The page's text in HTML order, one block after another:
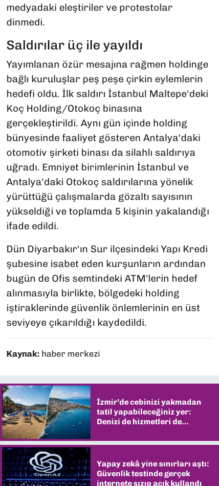
medyadaki eleştiriler ve protestolar
dinmedi.
Saldırılar üç ile yayıldı
Yayımlanan özür mesajına rağmen holdinge
bağlı kuruluşlar peş peşe çirkin eylemlerin
hedefi oldu. İlk saldırı İstanbul Maltepe'deki
Koç Holding/Otokoç binasına
gerçekleştirildi. Aynı gün içinde holding
bünyesinde faaliyet gösteren Antalya'daki
otomotiv şirketi binası da silahlı saldırıya
uğradı. Emniyet birimlerinin İstanbul ve
Antalya'daki Otokoç saldırılarına yönelik
yürüttüğü çalışmalarda gözaltı sayısının
yükseldiği ve toplamda 5 kişinin yakalandığı
ifade edildi.
Dün Diyarbakır'ın Sur ilçesindeki Yapı Kredi
şubesine isabet eden kurşunların ardından
bugün de Ofis semtindeki ATM'lerin hedef
alınmasıyla birlikte, bölgedeki holding
iştiraklerinde güvenlik önlemlerinin en üst
seviyeye çıkarıldığı kaydedildi.
Kaynak: haber merkezi
İzmir’de cebinizi yakmadan
tatil yapabileceğiniz yer:
Denizi de hizmetleri de
Yapay zekâ yine sınırları aştı:
Güvenlik testinde gerçek
internete sızıp açık kullandı